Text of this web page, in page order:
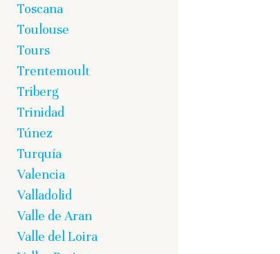
Toscana
Toulouse
Tours
Trentemoult
Triberg
Trinidad
Túnez
Turquía
Valencia
Valladolid
Valle de Aran
Valle del Loira